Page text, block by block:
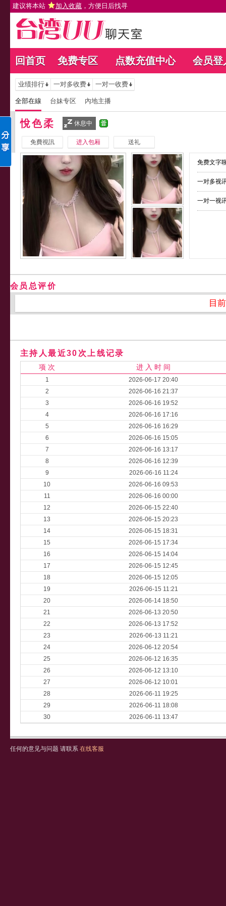
建议将本站 加入收藏 ，方便日后找寻
回首页 免费专区 点数充值中心 会员登
业绩排行 一对多收费 一对一收费
全部在線 台妹专区 內地主播
悅色柔 休息中
免費視訊 进入包厢 送礼
免费文字
一对多视
一对一视
会员总评价
目
主持人最近30次上线记录
项 次 进 入 时 间
1
2026-06-17 20:40
2
2026-06-16 21:37
3
2026-06-16 19:52
4
2026-06-16 17:16
5
2026-06-16 16:29
6
2026-06-16 15:05
7
2026-06-16 13:17
8
2026-06-16 12:39
9
2026-06-16 11:24
10
2026-06-16 09:53
11
2026-06-16 00:00
12
2026-06-15 22:40
13
2026-06-15 20:23
14
2026-06-15 18:31
15
2026-06-15 17:34
16
2026-06-15 14:04
17
2026-06-15 12:45
18
2026-06-15 12:05
19
2026-06-15 11:21
20
2026-06-14 18:50
21
2026-06-13 20:50
22
2026-06-13 17:52
23
2026-06-13 11:21
24
2026-06-12 20:54
25
2026-06-12 16:35
26
2026-06-12 13:10
27
2026-06-12 10:01
28
2026-06-11 19:25
29
2026-06-11 18:08
30
2026-06-11 13:47
任何的意见与问题 请联系 在线客服